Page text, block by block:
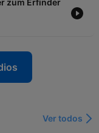
zum Erfinder
Ver todos